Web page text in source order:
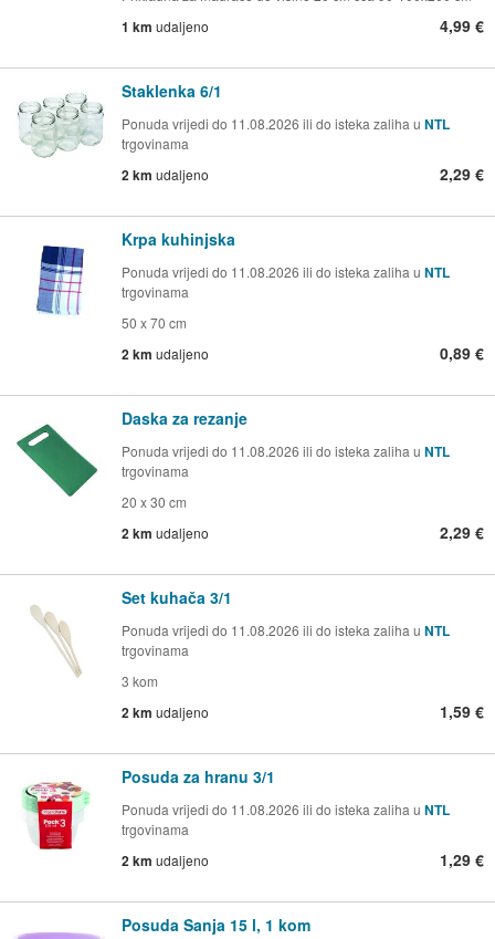
1 km udaljeno 4,99 €
Staklenka 6/1
Ponuda vrijedi do 11.08.2026 ili do isteka zaliha u NTL
trgovinama
2 km udaljeno 2,29 €
Krpa kuhinjska
Ponuda vrijedi do 11.08.2026 ili do isteka zaliha u NTL
trgovinama
50 x 70 cm
2 km udaljeno 0,89 €
Daska za rezanje
Ponuda vrijedi do 11.08.2026 ili do isteka zaliha u NTL
trgovinama
20 x 30 cm
2 km udaljeno 2,29 €
Set kuhača 3/1
Ponuda vrijedi do 11.08.2026 ili do isteka zaliha u NTL
trgovinama
3 kom
2 km udaljeno 1,59 €
Posuda za hranu 3/1
Ponuda vrijedi do 11.08.2026 ili do isteka zaliha u NTL
trgovinama
2 km udaljeno 1,29 €
Posuda Sanja 15 l, 1 kom